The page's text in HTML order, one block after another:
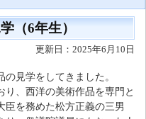
（6年生）
更新日：2025年6月10日
見学をしてきました。
、西洋の美術作品を専門と
臣を務めた松方正義の三男